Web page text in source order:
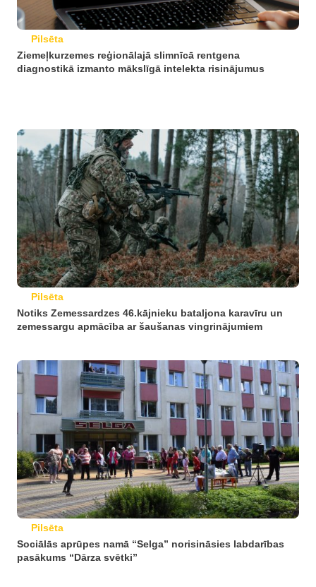
Pilsēta
Ziemeļkurzemes reģionālajā slimnīcā rentgena
diagnostikā izmanto mākslīgā intelekta risinājumus
Pilsēta
Notiks Zemessardzes 46.kājnieku bataljona karavīru un
zemessargu apmācība ar šaušanas vingrinājumiem
Pilsēta
Sociālās aprūpes namā “Selga” norisināsies labdarības
pasākums “Dārza svētki”